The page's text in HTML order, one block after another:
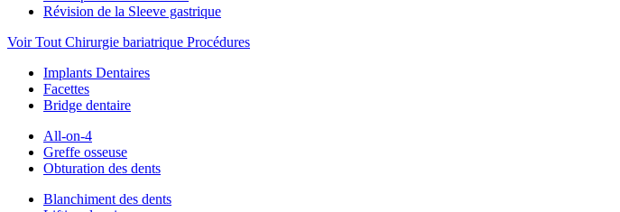
Révision de la Sleeve gastrique
Voir Tout Chirurgie bariatrique Procédures
Implants Dentaires
Facettes
Bridge dentaire
All-on-4
Greffe osseuse
Obturation des dents
Blanchiment des dents